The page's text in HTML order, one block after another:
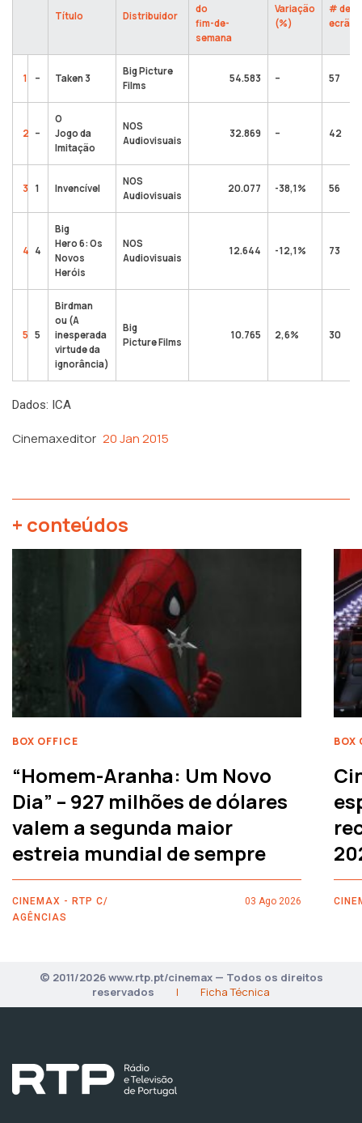
Título Distribuidor
do
fim-de-
semana
Variação
(%)
# de
ecrãs
1 – Taken 3
Big Picture
Films
54.583 – 57
2 –
O
Jogo da
Imitação
NOS
Audiovisuais
32.869 – 42
3 1 Invencível
NOS
Audiovisuais
20.077 -38,1% 56
4 4
Big
Hero 6: Os
Novos
Heróis
NOS
Audiovisuais
12.644 -12,1% 73
5 5
Birdman
ou (A
inesperada
virtude da
ignorância)
Big
Picture Films
10.765 2,6% 30
Dados: ICA
Cinemaxeditor 20 Jan 2015
+ conteúdos
BOX OFFICE
“Homem-Aranha: Um Novo
Dia” – 927 milhões de dólares
valem a segunda maior
estreia mundial de sempre
CINEMAX - RTP C/
AGÊNCIAS
03 Ago 2026
BOX
© 2011/2026 www.rtp.pt/cinemax — Todos os direitos
reservados
| Ficha Técnica